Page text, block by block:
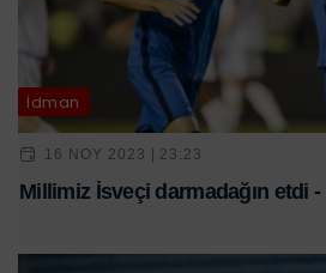
İdman
16 NOY 2023 | 23:23
Millimiz İsveçi darmadağın etdi